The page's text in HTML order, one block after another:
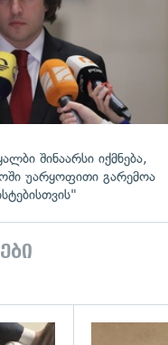
შინაარსი იქმნება,
უარყოფითი გარემოა